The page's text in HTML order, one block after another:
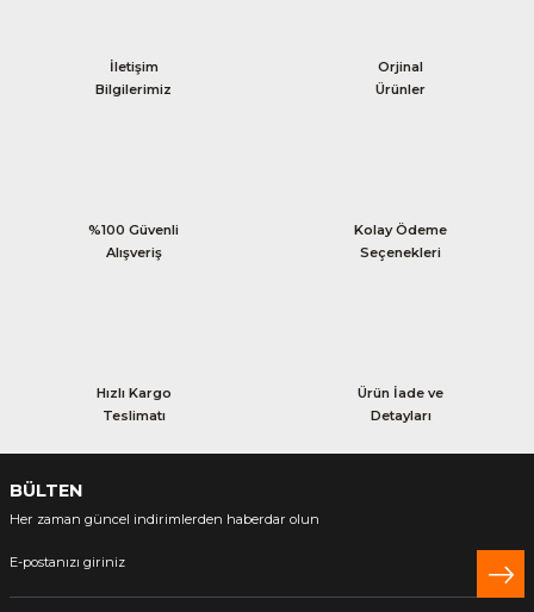
İletişim
Bilgilerimiz
Orjinal
Ürünler
%100 Güvenli
Alışveriş
Kolay Ödeme
Seçenekleri
Hızlı Kargo
Teslimatı
Ürün İade ve
Detayları
BÜLTEN
Her zaman güncel indirimlerden haberdar olun